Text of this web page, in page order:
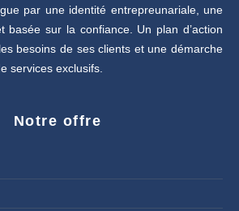
par une identité entrepreunariale, une
basée sur la confiance. Un plan d’action
besoins de ses clients et une démarche
services exclusifs.
Notre offre